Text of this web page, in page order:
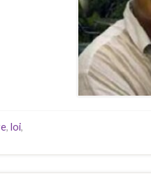
, loi,